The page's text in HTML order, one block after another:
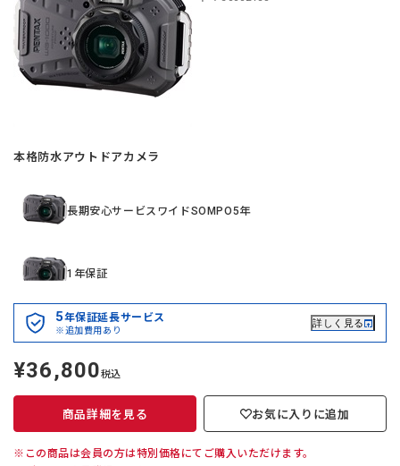
本格防水アウトドアカメラ
長期安心サービスワイドSOMPO5年
1年保証
5年保証延長サービス
※追加費用あり
詳しく見る
定
価
¥36,800税込
商品詳細を見る お気に入りに追加
※この商品は会員の方は特別価格にてご購入いただけます。